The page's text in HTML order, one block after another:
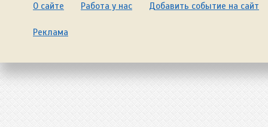
О сайте Работа у нас Добавить событие на сайт
Реклама